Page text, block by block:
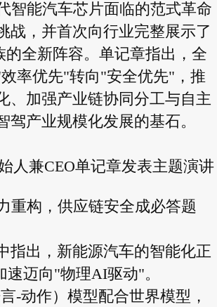
智能汽车芯片面临的范式革命
战，并首次向行业完整展示了
的全新阵容。单记章指出，全
率优先"转向"安全优先"，推
、加强产业链协同分工与自主
驾产业规模化发展的基石。
人兼CEO单记章发表主题演讲
重构，供应链安全成必答题
指出，新能源汽车的智能化正
速迈向"物理AI驱动"。
-动作）模型配合世界模型，